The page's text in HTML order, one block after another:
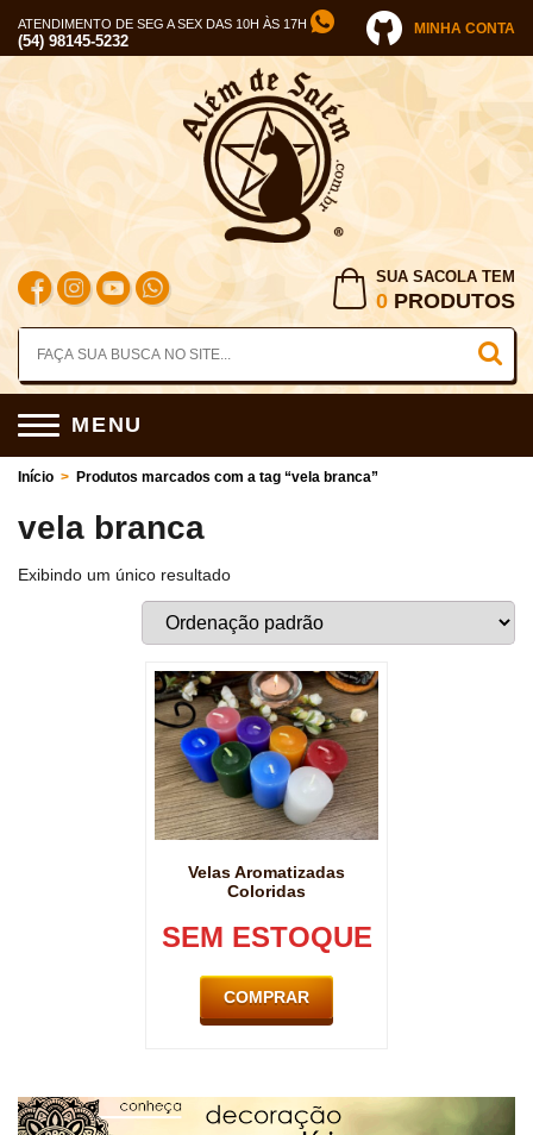
ATENDIMENTO DE SEG A SEX DAS 10H ÀS 17H
(54) 98145-5232
MINHA CONTA
SUA SACOLA TEM
0 PRODUTOS
MENU
Início > Produtos marcados com a tag “vela branca”
vela branca
Exibindo um único resultado
Velas Aromatizadas
Coloridas
SEM ESTOQUE
COMPRAR